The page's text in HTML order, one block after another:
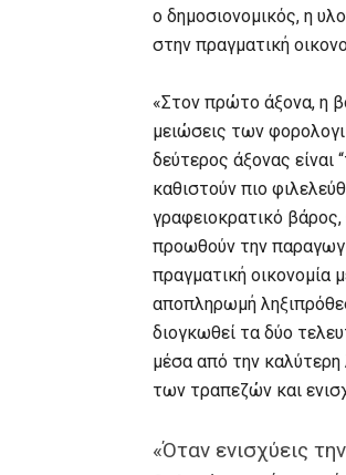
ο δημοσιονομικός, η
στην πραγματική
«Στον πρώτο άξονα, η
μειώσεις των
δεύτερος άξονας
καθιστούν πιο
γραφειοκρατικό
προωθούν την
πραγματική οικονομία
αποπληρωμή
διογκωθεί τα δύο
μέσα από την καλύτερη
των τραπεζών και
«Όταν ενισχύεις